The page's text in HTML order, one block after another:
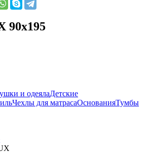
90x195
и одеялаДетские
Чехлы для матрасаОснованияТумбы